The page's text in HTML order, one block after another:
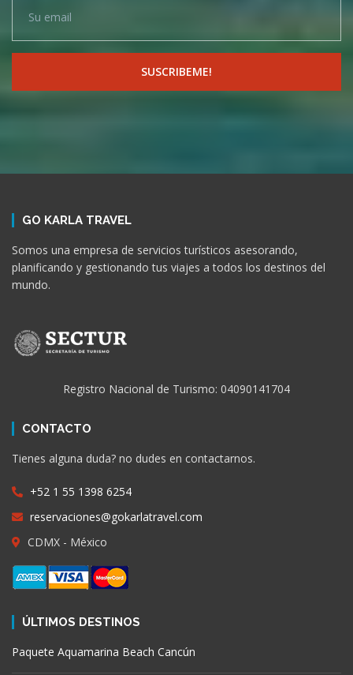
GO KARLA TRAVEL
Somos una empresa de servicios turísticos asesorando,
planificando y gestionando tus viajes a todos los destinos del
mundo.
Registro Nacional de Turismo: 04090141704
CONTACTO
Tienes alguna duda? no dudes en contactarnos.
+52 1 55 1398 6254
reservaciones@gokarlatravel.com
CDMX - México
ÚLTIMOS DESTINOS
Paquete Aquamarina Beach Cancún